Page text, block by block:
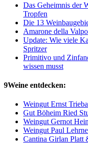
Das Geheimnis der
Tropfen
Die 13
Amarone della
Update: Wie viele
Spritzer
Primitivo und
wissen musst
9Weine entdecken:
Weingut Ernst
Gut Böheim Ried
Weingut Gernot
Weingut Paul
Cantina Girlan Platt